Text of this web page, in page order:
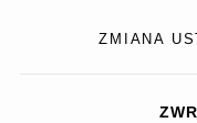
ZMIANA